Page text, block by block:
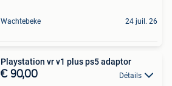
Wachtebeke 24 juil. 26
Playstation vr v1 plus ps5 adaptor
€ 90,00 Détails